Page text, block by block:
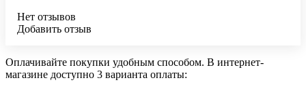
Нет отзывов
Добавить отзыв
Оплачивайте покупки удобным способом. В интернет-
магазине доступно 3 варианта оплаты: